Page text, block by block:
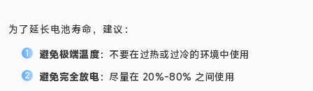
为了延长电池寿命，建议：
避免极端温度：不要在过热或过冷的环境中使用
避免完全放电：尽量在 20%-80% 之间使用